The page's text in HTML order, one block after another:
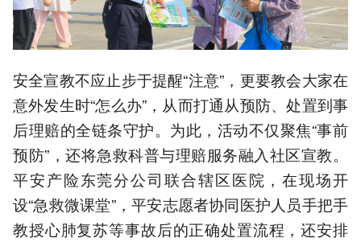
安全宣教不应止步于提醒“注意”，更要教会大家在
意外发生时“怎么办”，从而打通从预防、处置到事
后理赔的全链条守护。为此，活动不仅聚焦“事前
预防”，还将急救科普与理赔服务融入社区宣教。
平安产险东莞分公司联合辖区医院，在现场开
设“急救微课堂”，平安志愿者协同医护人员手把手
教授心肺复苏等事故后的正确处置流程，还安排